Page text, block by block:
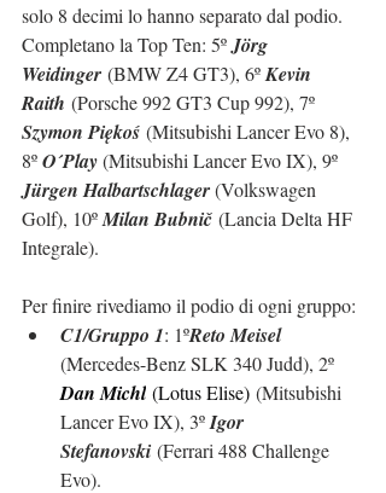
solo 8 decimi lo hanno separato dal podio.
Completano la Top Ten: 5º Jörg
Weidinger (BMW Z4 GT3), 6º Kevin
Raith (Porsche 992 GT3 Cup 992), 7º
Szymon Piękoś (Mitsubishi Lancer Evo 8),
8º O´Play (Mitsubishi Lancer Evo IX), 9º
Jürgen Halbartschlager (Volkswagen
Golf), 10º Milan Bubnič (Lancia Delta HF
Integrale).
Per finire rivediamo il podio di ogni gruppo:
C1/Gruppo 1: 1ºReto Meisel
(Mercedes-Benz SLK 340 Judd), 2º
Dan Michl (Lotus Elise) (Mitsubishi
Lancer Evo IX), 3º Igor
Stefanovski (Ferrari 488 Challenge
Evo).